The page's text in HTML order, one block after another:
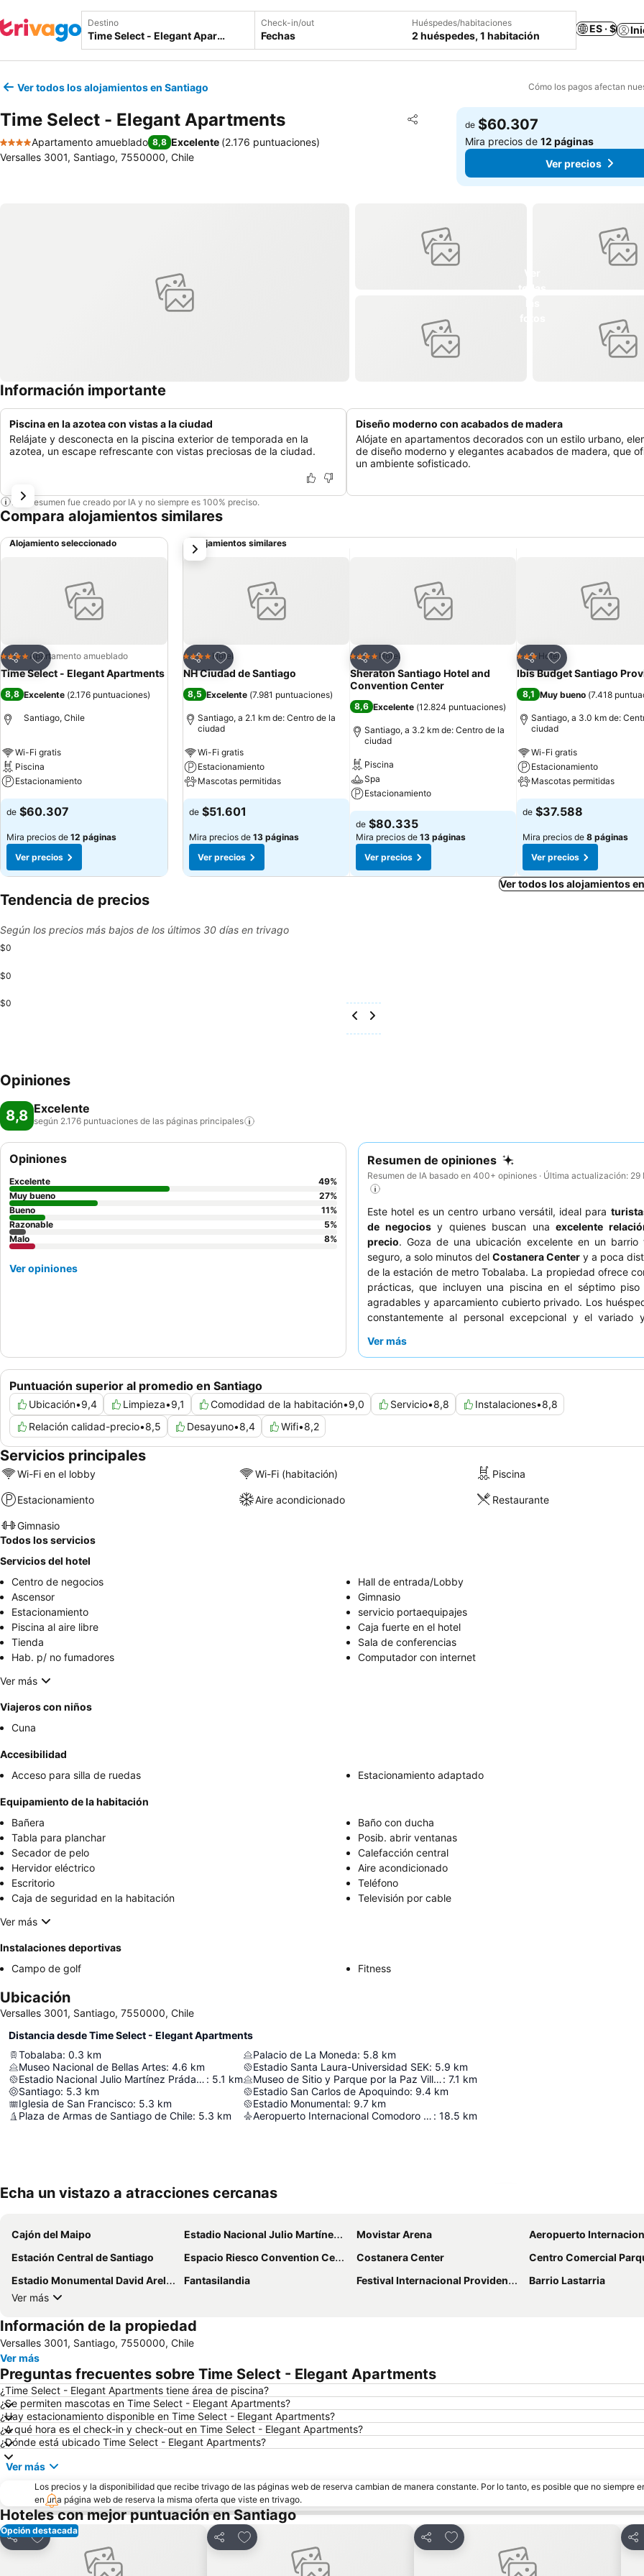
Destino Check-in/out
Fechas
Huéspedes/habitaciones
2 huéspedes, 1 habitación
ES · $
Ver todos los alojamientos en Santiago Cómo los pagos afectan
Time Select - Elegant Apartments Compartir
Agregar a favoritos
4 Estrellas
Apartamento amueblado 8,8 Excelente (2.176 puntuaciones)
Versalles 3001, Santiago, 7550000, Chile
de $60.307
Mira precios de12 páginas
Ver precios
Información importante
Piscina en la azotea con vistas a la ciudad
Relájate y desconecta en la piscina exterior de temporada en la
azotea, un escape refrescante con vistas preciosas de la ciudad.
Diseño moderno con acabados de madera
Alójate en apartamentos decorados con un estilo urbano,
de diseño moderno y elegantes acabados de madera, que
un ambiente sofisticado.
Este resumen fue creado por IA y no siempre es 100% preciso.
Compara alojamientos similares
Alojamiento seleccionado
Compartir
Agregar a favoritos
4 EstrellasApartamento amueblado
Time Select - Elegant Apartments
8,8 Excelente (2.176 puntuaciones)
Santiago, Chile
Wi-Fi gratis
Piscina
Estacionamiento
de $60.307
Mira precios de 12 páginas
Ver precios
Alojamientos similares
Compartir
Agregar a favoritos
4 EstrellasHotel
NH Ciudad de Santiago
8,5 Excelente (7.981 puntuaciones)
Santiago, a 2.1 km de: Centro de la
ciudad
Wi-Fi gratis
Estacionamiento
Mascotas permitidas
de $51.601
Mira precios de 13 páginas
Ver precios
Compartir
Agregar a favoritos
4 EstrellasHotel
Sheraton Santiago Hotel and
Convention Center
8,6 Excelente (12.824 puntuaciones)
Santiago, a 3.2 km de: Centro de la
ciudad
Piscina
Spa
Estacionamiento
de $80.335
Mira precios de 13 páginas
Ver precios
Compartir
Agregar a
3 Estrellas
Hotel
Ibis Budget Santiago
8,1 Muy bueno (7.418
Santiago, a 3.0 km de:
ciudad
Wi-Fi gratis
Estacionamiento
Mascotas permitidas
de $37.588
Mira precios de 8 páginas
Ver precios
siguiente
Ver todos los alojamientos
Tendencia de precios
Según los precios más bajos de los últimos 30 días en trivago
$0
$0
$0
Opiniones
8,8 Excelente
según 2.176 puntuaciones de las páginas principales
Resumen de opiniones
Resumen de IA basado en 400+ opiniones · Última actualización:
Este hotel es un centro urbano versátil, ideal para
de negociosy quienes buscan una excelente
precio. Goza de una ubicación excelente en un barrio
seguro, a solo minutos del Costanera Center y a poca
de la estación de metro Tobalaba. La propiedad ofrece
prácticas, que incluyen una piscina en el séptimo
agradables y aparcamiento cubierto privado. Los
constantemente al personal excepcional y el variado
una estancia más tranquila, considere solicitar una
Ver más
Puntuación superior al promedio en Santiago
Ubicación•9,4 Limpieza•9,1 Comodidad de la habitación•9,0 Servicio•8,8 Instalaciones•8,8
Relación calidad-precio•8,5 Desayuno•8,4 Wifi•8,2
Opiniones
Excelente 49%
Muy bueno
27%
Bueno
11%
Razonable
5%
Malo
8%
Ver opiniones
Servicios principales
Wi-Fi en el lobby Wi-Fi (habitación) Piscina
Estacionamiento Aire acondicionado Restaurante
Gimnasio
Todos los servicios
Servicios del hotel
Centro de negocios
Hall de entrada/Lobby
Ascensor
Gimnasio
Estacionamiento
servicio portaequipajes
Piscina al aire libre
Caja fuerte en el hotel
Tienda
Sala de conferencias
Hab. p/ no fumadores
Computador con internet
Ver más
Viajeros con niños
Cuna
Accesibilidad
Acceso para silla de ruedas
Estacionamiento adaptado
Equipamiento de la habitación
Bañera
Baño con ducha
Tabla para planchar
Posib. abrir ventanas
Secador de pelo
Calefacción central
Hervidor eléctrico
Aire acondicionado
Escritorio
Teléfono
Caja de seguridad en la habitación
Televisión por cable
Ver más
Instalaciones deportivas
Campo de golf
Fitness
Ubicación
Versalles 3001, Santiago, 7550000, Chile
Distancia desde Time Select - Elegant Apartments
Tobalaba: 0.3 km
Museo Nacional de Bellas Artes: 4.6 km
Estadio Nacional Julio Martínez Prádanos : 5.1 km
Santiago: 5.3 km
Iglesia de San Francisco: 5.3 km
Plaza de Armas de Santiago de Chile: 5.3 km
Palacio de La Moneda: 5.8 km
Estadio Santa Laura-Universidad SEK: 5.9 km
Museo de Sitio y Parque por la Paz Villa Grimaldi: 7.1 km
Estadio San Carlos de Apoquindo: 9.4 km
Estadio Monumental: 9.7 km
Aeropuerto Internacional Comodoro Arturo Merino Benítez : 18.5 km
Echa un vistazo a atracciones cercanas
Cajón del Maipo Estadio Nacional Julio Martínez Prádanos Movistar Arena
Aeropuerto Internacional Comodoro Arturo
Estación Central de Santiago
Espacio Riesco Convention Center Costanera Center
Centro Comercial
Estadio Monumental David Arellano
Fantasilandia Festival Internacional Providencia Jazz
Barrio Lastarria
Ver más
Información de la propiedad
Versalles 3001, Santiago, 7550000, Chile
Ver más
Preguntas frecuentes sobre Time Select - Elegant Apartments
¿Time Select - Elegant Apartments tiene área de piscina?
¿Se permiten mascotas en Time Select - Elegant Apartments?
¿Hay estacionamiento disponible en Time Select - Elegant Apartments?
¿A qué hora es el check-in y check-out en Time Select - Elegant Apartments?
¿Dónde está ubicado Time Select - Elegant Apartments?
Ver más
Los precios y la disponibilidad que recibe trivago de las páginas web de reserva cambian de manera constante. Por lo tanto, es posible que no siempre
en una página web de reserva la misma oferta que viste en trivago.
Hoteles con mejor puntuación en Santiago
Opción destacada
Compartir
Agregar a favoritos
Compartir
Agregar a favoritos
Compartir
Agregar a favoritos